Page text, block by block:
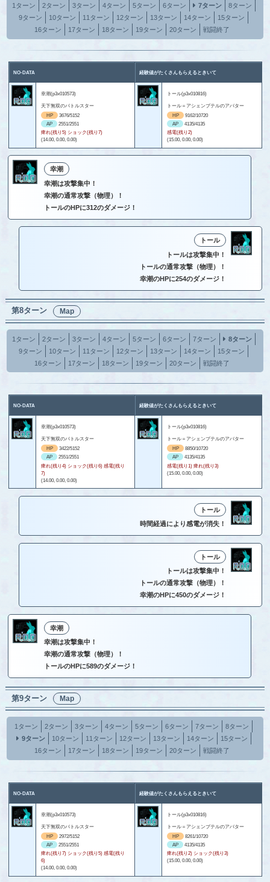
1ターン 2ターン 3ターン 4ターン 5ターン 6ターン 7ターン
8ターン
9ターン
10ターン 11ターン 12ターン 13ターン 14ターン
15ターン
16ターン
17ターン 18ターン 19ターン 20ターン 戦闘終了
NO-DATA 経験値がたくさんもらえるときいて
幸潮(p3x010573)
天下無双のバトルスター
HP
3676/5152
AP
2551/2551
痺れ(残り5) ショック(残り7)
(14.00, 0.00, 0.00)
トール(p3x010816)
トール＝アシェンプテルのアバター
HP
9162/10720
AP
4135/4135
感電(残り2)
(15.00, 0.00, 0.00)
幸潮
幸潮は攻撃集中！
幸潮の通常攻撃（物理）！
トールのHPに312のダメージ！
トール
トールは攻撃集中！
トールの通常攻撃（物理）！
幸潮のHPに254のダメージ！
第8ターン Map
1ターン 2ターン 3ターン 4ターン 5ターン 6ターン 7ターン
8ターン
9ターン
10ターン 11ターン 12ターン 13ターン 14ターン
15ターン
16ターン
17ターン 18ターン 19ターン 20ターン 戦闘終了
NO-DATA 経験値がたくさんもらえるときいて
幸潮(p3x010573)
天下無双のバトルスター
HP
3422/5152
AP
2551/2551
痺れ(残り4) ショック(残り6) 感電(残り
7)
(14.00, 0.00, 0.00)
トール(p3x010816)
トール＝アシェンプテルのアバター
HP
8850/10720
AP
4135/4135
感電(残り1) 痺れ(残り3)
(15.00, 0.00, 0.00)
トール
時間経過により感電が消失！
トール
トールは攻撃集中！
トールの通常攻撃（物理）！
幸潮のHPに450のダメージ！
幸潮
幸潮は攻撃集中！
幸潮の通常攻撃（物理）！
トールのHPに589のダメージ！
第9ターン Map
1ターン 2ターン 3ターン 4ターン 5ターン 6ターン 7ターン
8ターン
9ターン
10ターン 11ターン 12ターン 13ターン 14ターン
15ターン
16ターン
17ターン 18ターン 19ターン 20ターン 戦闘終了
NO-DATA 経験値がたくさんもらえるときいて
幸潮(p3x010573)
天下無双のバトルスター
HP
2972/5152
AP
2551/2551
痺れ(残り7) ショック(残り5) 感電(残り
6)
(14.00, 0.00, 0.00)
トール(p3x010816)
トール＝アシェンプテルのアバター
HP
8261/10720
AP
4135/4135
痺れ(残り2) ショック(残り3)
(15.00, 0.00, 0.00)